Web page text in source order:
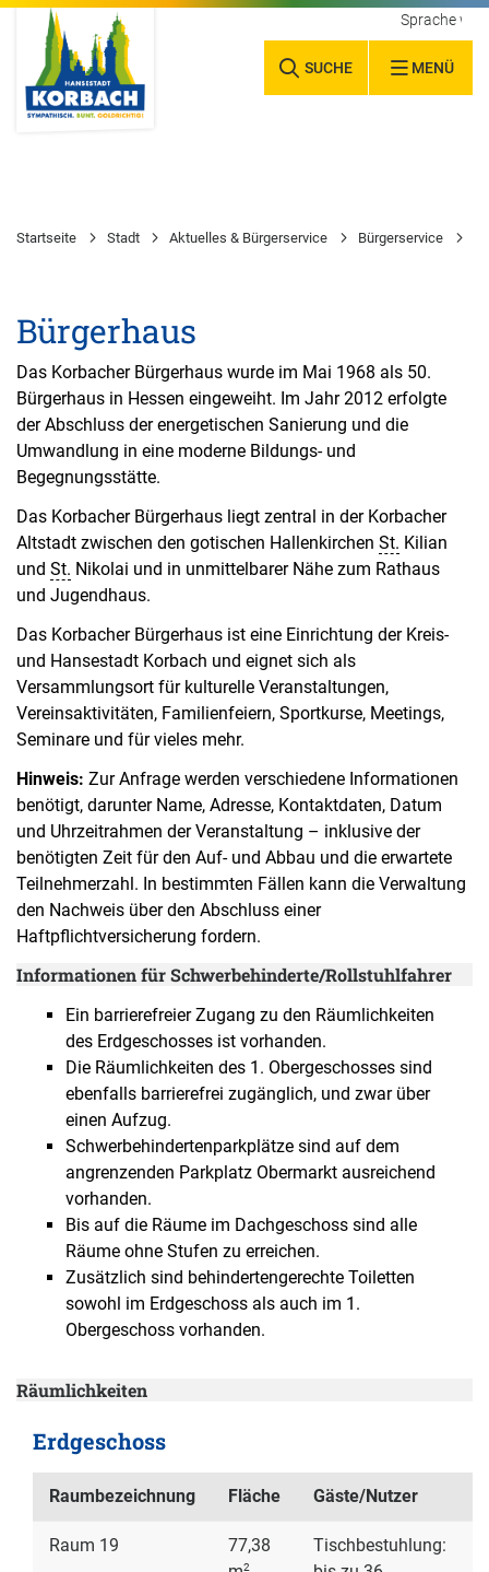
SUCHE MENÜ
Sprache
Startseite Stadt Aktuelles & Bürgerservice Bürgerservice
Bürgerhaus
Das Korbacher Bürgerhaus wurde im Mai 1968 als 50.
Bürgerhaus in Hessen eingeweiht. Im Jahr 2012 erfolgte
der Abschluss der energetischen Sanierung und die
Umwandlung in eine moderne Bildungs- und
Begegnungsstätte.
Das Korbacher Bürgerhaus liegt zentral in der Korbacher
Altstadt zwischen den gotischen Hallenkirchen St. Kilian
und St. Nikolai und in unmittelbarer Nähe zum Rathaus
und Jugendhaus.
Das Korbacher Bürgerhaus ist eine Einrichtung der Kreis-
und Hansestadt Korbach und eignet sich als
Versammlungsort für kulturelle Veranstaltungen,
Vereinsaktivitäten, Familienfeiern, Sportkurse, Meetings,
Seminare und für vieles mehr.
Hinweis: Zur Anfrage werden verschiedene Informationen
benötigt, darunter Name, Adresse, Kontaktdaten, Datum
und Uhrzeitrahmen der Veranstaltung – inklusive der
benötigten Zeit für den Auf- und Abbau und die erwartete
Teilnehmerzahl. In bestimmten Fällen kann die Verwaltung
den Nachweis über den Abschluss einer
Haftpflichtversicherung fordern.
Informationen für Schwerbehinderte/Rollstuhlfahrer
Ein barrierefreier Zugang zu den Räumlichkeiten
des Erdgeschosses ist vorhanden.
Die Räumlichkeiten des 1. Obergeschosses sind
ebenfalls barrierefrei zugänglich, und zwar über
einen Aufzug.
Schwerbehindertenparkplätze sind auf dem
angrenzenden Parkplatz Obermarkt ausreichend
vorhanden.
Bis auf die Räume im Dachgeschoss sind alle
Räume ohne Stufen zu erreichen.
Zusätzlich sind behindertengerechte Toiletten
sowohl im Erdgeschoss als auch im 1.
Obergeschoss vorhanden.
Räumlichkeiten
Erdgeschoss
Raumbezeichnung Fläche Gäste/Nutzer
Raum 19
77,38
2
Tischbestuhlung: